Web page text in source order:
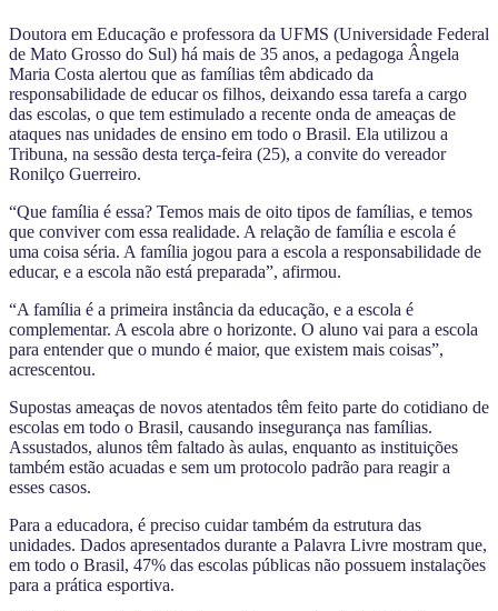
Doutora em Educação e professora da UFMS (Universidade Federal
de Mato Grosso do Sul) há mais de 35 anos, a pedagoga Ângela
Maria Costa alertou que as famílias têm abdicado da
responsabilidade de educar os filhos, deixando essa tarefa a cargo
das escolas, o que tem estimulado a recente onda de ameaças de
ataques nas unidades de ensino em todo o Brasil. Ela utilizou a
Tribuna, na sessão desta terça-feira (25), a convite do vereador
Ronilço Guerreiro.
“Que família é essa? Temos mais de oito tipos de famílias, e temos
que conviver com essa realidade. A relação de família e escola é
uma coisa séria. A família jogou para a escola a responsabilidade de
educar, e a escola não está preparada”, afirmou.
“A família é a primeira instância da educação, e a escola é
complementar. A escola abre o horizonte. O aluno vai para a escola
para entender que o mundo é maior, que existem mais coisas”,
acrescentou.
Supostas ameaças de novos atentados têm feito parte do cotidiano de
escolas em todo o Brasil, causando insegurança nas famílias.
Assustados, alunos têm faltado às aulas, enquanto as instituições
também estão acuadas e sem um protocolo padrão para reagir a
esses casos.
Para a educadora, é preciso cuidar também da estrutura das
unidades. Dados apresentados durante a Palavra Livre mostram que,
em todo o Brasil, 47% das escolas públicas não possuem instalações
para a prática esportiva.